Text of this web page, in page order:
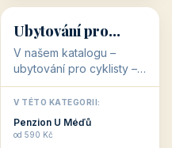
🚴 32 objektů
Ubytování pro
cyklisty
V našem katalogu –
ubytování pro cyklisty –
jsou pro Vás připraveny
objekty, které jsou na
milovníky cykloturistiky
připraveny. Většinou mají
V TÉTO KATEGORII:
Penzion U Méďů
od 590 Kč